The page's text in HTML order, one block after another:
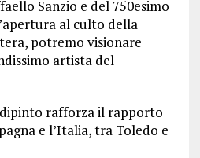
Sanzio e del 750esimo
al culto della
potremo visionare
artista del
rafforza il rapporto
e l’Italia, tra Toledo e